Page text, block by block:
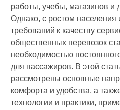
работы, учебы, магазинов и
Однако, с ростом населения
требований к качеству
общественных перевозок
необходимостью
для пассажиров. В этой
рассмотрены основные
комфорта и удобства, а
технологии и практики,